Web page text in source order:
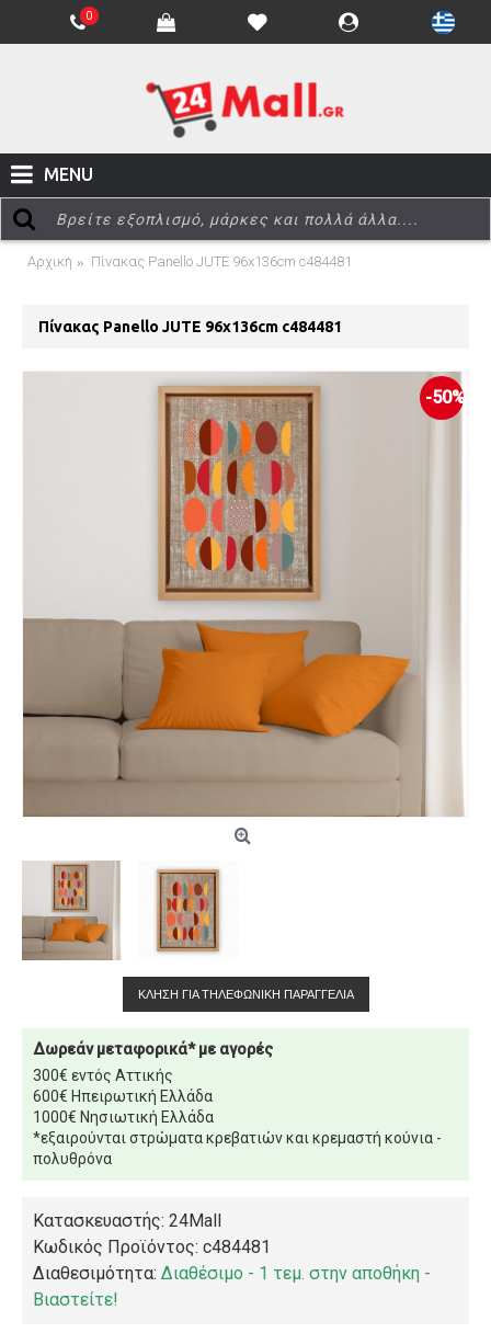
0
MENU
Αρχική Πίνακας Panello JUTE 96x136cm c484481
Πίνακας Panello JUTE 96x136cm c484481
-50%
ΚΛΉΣΗ ΓΙΑ ΤΗΛΕΦΩΝΙΚΉ ΠΑΡΑΓΓΕΛΊΑ
Δωρεάν μεταφορικά* με αγορές
300€ εντός Αττικής
600€ Ηπειρωτική Ελλάδα
1000€ Νησιωτική Ελλάδα
*εξαιρούνται στρώματα κρεβατιών και κρεμαστή κούνια -
πολυθρόνα
Κατασκευαστής: 24Mall
Κωδικός Προϊόντος: c484481
Διαθεσιμότητα: Διαθέσιμο - 1 τεμ. στην αποθήκη -
Βιαστείτε!